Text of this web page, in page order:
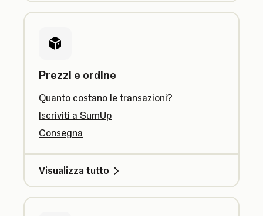
Prezzi e ordine
Quanto costano le transazioni?
Iscriviti a SumUp
Consegna
Visualizza tutto